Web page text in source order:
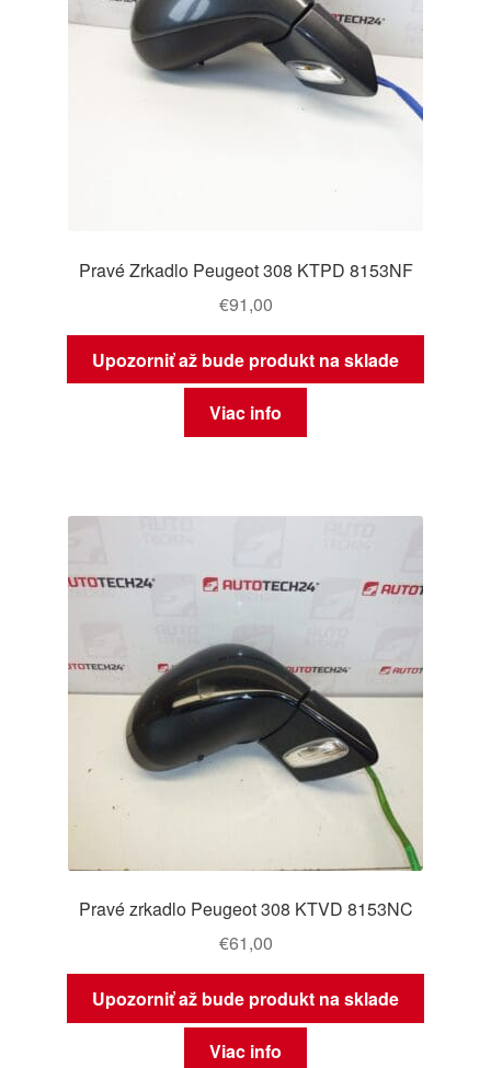
Pravé Zrkadlo Peugeot 308 KTPD 8153NF
€91,00
Upozorniť až bude produkt na sklade
Viac info
Pravé zrkadlo Peugeot 308 KTVD 8153NC
€61,00
Upozorniť až bude produkt na sklade
Viac info